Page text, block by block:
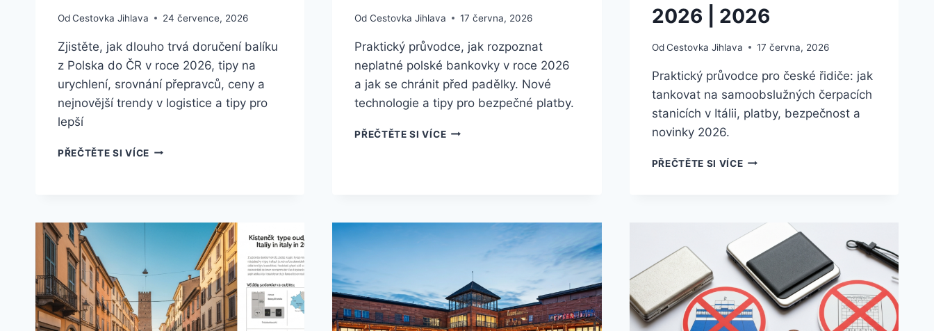
OdCestovka Jihlava 24 července, 2026
Zjistěte, jak dlouho trvá doručení balíku
z Polska do ČR v roce 2026, tipy na
urychlení, srovnání přepravců, ceny a
nejnovější trendy v logistice a tipy pro
lepší
PŘEČTĚTE SI VÍCEJAK
POLSKA
ZJISTĚTE
AKTUÁLNÍ
DOBU
DORUČENÍ
|
Od Cestovka Jihlava 17 června, 2026
Praktický průvodce, jak rozpoznat
neplatné polské bankovky v roce 2026
a jak se chránit před padělky. Nové
technologie a tipy pro bezpečné platby.
PŘEČTĚTE SI VÍCEJAK
2026 | 2026
Od Cestovka Jihlava 17 června, 2026
Praktický průvodce pro české řidiče: jak
tankovat na samoobslužných čerpacích
stanicích v Itálii, platby, bezpečnost a
novinky 2026.
PŘEČTĚTE SI VÍCEJAK
V
ITÁLII:
KOMPLETNÍ
PRŮVODCE
2026
|
2026